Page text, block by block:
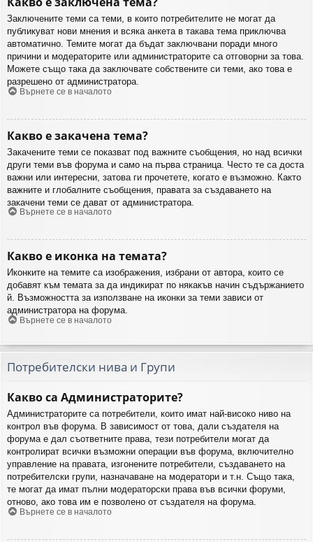
Заключените теми са теми, в които потребителите не могат да
публикуват нови мнения и всяка анкета в такава тема приключва
автоматично. Темите могат да бъдат заключвани поради много
причини и модераторите или администраторите са отговорни за това.
Можете също така да заключвате собствените си теми, ако това е
разрешено от администратора.
Върнете се в началото
Какво е закачена тема?
Закачените теми се показват под важните съобщения, но над всички
други теми във форума и само на първа страница. Често те са доста
важни или интересни, затова ги прочетете, когато е възможно. Както
важните и глобалните съобщения, правата за създаването на
закачени теми се дават от администратора.
Върнете се в началото
Какво е иконка на темата?
Иконките на темите са изображения, избрани от автора, които се
добавят към темата за да индикират по някакъв начин съдържанието
й. Възможността за използване на иконки за теми зависи от
администратора на форума.
Върнете се в началото
Потребителски нива и Групи
Какво са Администраторите?
Администраторите са потребители, които имат най-високо ниво на
контрол във форума. В зависимост от това, дали създателя на
форума е дал съответните права, тези потребители могат да
контролират всички възможни операции във форума, включително
управление на правата, изгонените потребители, създаването на
потребителски групи, назначаване на модератори и т.н. Също така,
те могат да имат пълни модераторски права във всички форуми,
отново, ако това им е позволено от създателя на форума.
Върнете се в началото